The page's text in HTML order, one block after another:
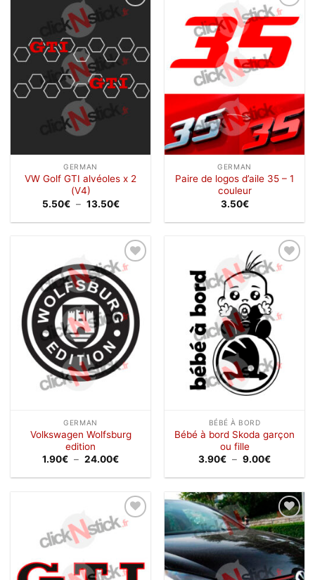
Ajouter
wishlist
GERMAN
VW Golf GTI alvéoles x 2
(V4)
5.50€ – 13.50€Plage
prix :
13.50€
Ajouter
à la
wishlist
GERMAN
Paire de logos d’aile 35 – 1
couleur
3.50€
Ajouter
à la
wishlist
GERMAN
Volkswagen Wolfsburg
edition
1.90€ – 24.00€Plage
prix :
24.00€
Ajouter
wishlist
BÉBÉ À BORD
Bébé à bord Skoda garçon
ou fille
3.90€ – 9.00€Plage
prix :
à
9.00€
Ajouter
Ajouter
à la
wishlist